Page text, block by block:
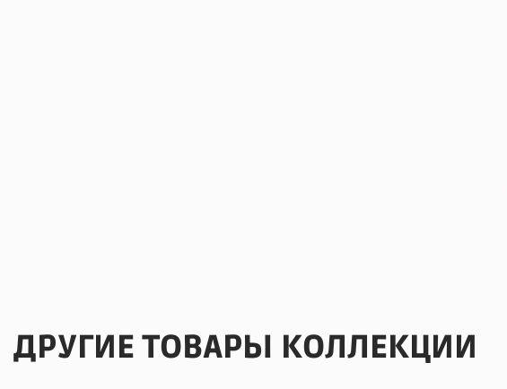
ДРУГИЕ ТОВАРЫ КОЛЛЕКЦИИ